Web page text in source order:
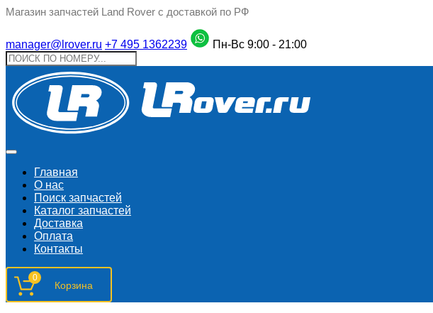
Магазин запчастей Land Rover с доставкой по РФ
manager@lrover.ru +7 495 1362239 Пн-Вс 9:00 - 21:00
Главная
О нас
Поиск запчастeй
Каталог запчастей
Доставка
Оплата
Контакты
0